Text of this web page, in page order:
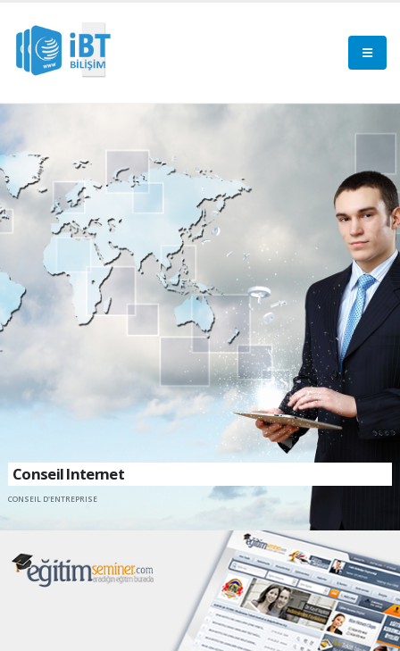
Conseil Internet
CONSEIL D'ENTREPRISE
CONTACTEZ-NOUS